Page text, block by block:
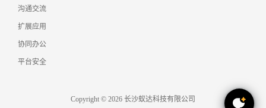
沟通交流
扩展应用
协同办公
平台安全
Copyright © 2026 长沙蚁达科技有限公司